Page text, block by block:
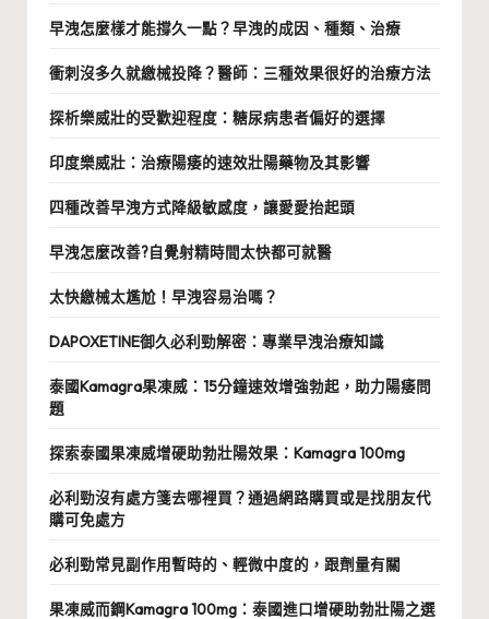
早洩怎麼樣才能撐久一點？早洩的成因、種類、治療
衝刺沒多久就繳械投降？醫師：三種效果很好的治療方法
探析樂威壯的受歡迎程度：糖尿病患者偏好的選擇
印度樂威壯：治療陽痿的速效壯陽藥物及其影響
四種改善早洩方式降級敏感度，讓愛愛抬起頭
早洩怎麼改善?自覺射精時間太快都可就醫
太快繳械太尷尬！早洩容易治嗎？
DAPOXETINE御久必利勁解密：專業早洩治療知識
泰國Kamagra果凍威：15分鐘速效增強勃起，助力陽痿問
題
探索泰國果凍威增硬助勃壯陽效果：Kamagra 100mg
必利勁沒有處方箋去哪裡買？通過網路購買或是找朋友代
購可免處方
必利勁常見副作用暫時的、輕微中度的，跟劑量有關
果凍威而鋼Kamagra 100mg：泰國進口增硬助勃壯陽之選